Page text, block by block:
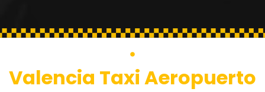
Valencia Taxi Aeropuerto